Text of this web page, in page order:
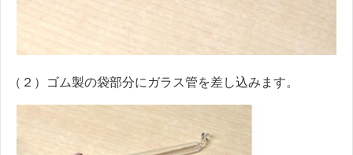
（２）ゴム製の袋部分にガラス管を差し込みます。